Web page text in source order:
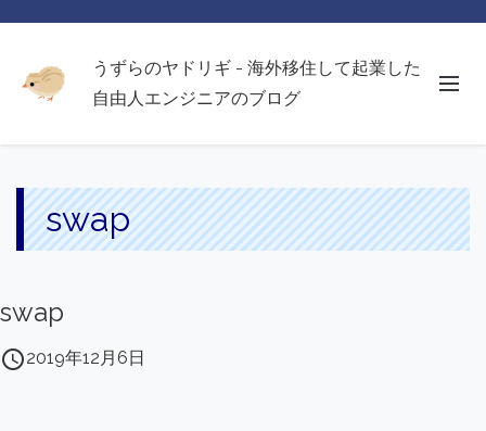
うずらのヤドリギ - 海外移住して起業した
自由人エンジニアのブログ
swap
swap
access_time2019年12月6日